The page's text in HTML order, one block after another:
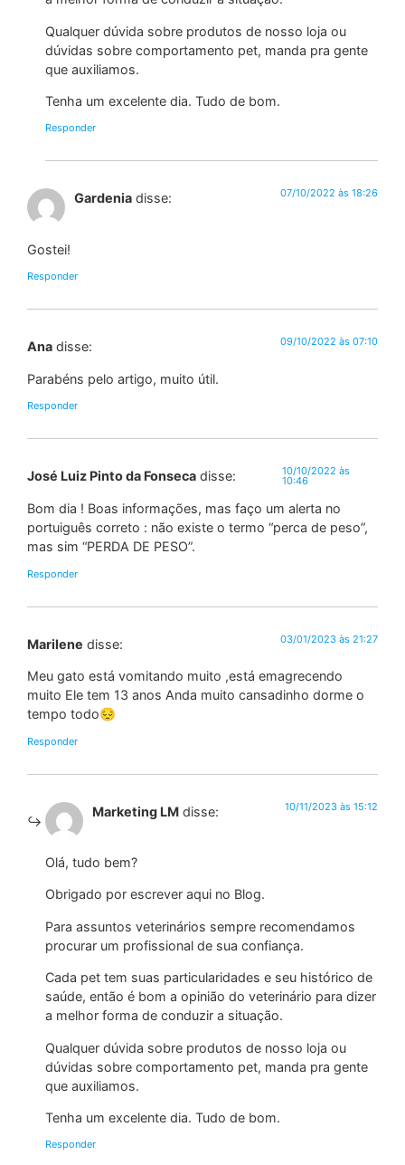
Qualquer dúvida sobre produtos de nosso loja ou
dúvidas sobre comportamento pet, manda pra gente
que auxiliamos.
Tenha um excelente dia. Tudo de bom.
Responder
Gardenia disse: 07/10/2022 às 18:26
Gostei!
Responder
Ana disse: 09/10/2022 às 07:10
Parabéns pelo artigo, muito útil.
Responder
José Luiz Pinto da Fonseca disse: 10/10/2022 às
10:46
Bom dia ! Boas informações, mas faço um alerta no
portuiguês correto : não existe o termo “perca de peso”,
mas sim “PERDA DE PESO”.
Responder
Marilene disse: 03/01/2023 às 21:27
Meu gato está vomitando muito ,está emagrecendo
muito Ele tem 13 anos Anda muito cansadinho dorme o
tempo todo😔
Responder
Marketing LM disse: 10/11/2023 às 15:12
Olá, tudo bem?
Obrigado por escrever aqui no Blog.
Para assuntos veterinários sempre recomendamos
procurar um profissional de sua confiança.
Cada pet tem suas particularidades e seu histórico de
saúde, então é bom a opinião do veterinário para dizer
a melhor forma de conduzir a situação.
Qualquer dúvida sobre produtos de nosso loja ou
dúvidas sobre comportamento pet, manda pra gente
que auxiliamos.
Tenha um excelente dia. Tudo de bom.
Responder